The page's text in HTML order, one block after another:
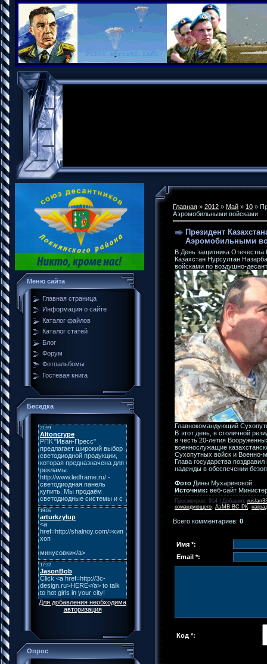
Меню сайта
Главная страница
Информация о сайте
Каталог файлов
Каталог статей
Блог
Форум
Фотоальбомы
Гостевая книга
Беседка
Для добавления необходима
авторизация
Опрос
Главная » 2012 » Май » 10 »
Аэромобильными войсками
Президент
Аэромобильными
В День защитника
Казахстан Нурсултан
войсками по воздушно-
Главнокомандующий
В этот день, в столичной
в честь 20-летия
военнослужащие
Сухопутных войск и Военно-
Глава государства
надежды в обеспечении
Фото Дины Мухариновой
Источник: веб-сайт
Просмотров: 914 | Добавил:
командующего АэМВ ВС РК
Всего комментариев: 0
Имя *:
Email *:
Код *: